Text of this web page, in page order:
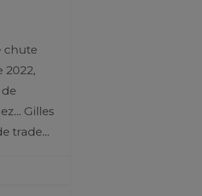
chute
2022,
Gilles
trade…